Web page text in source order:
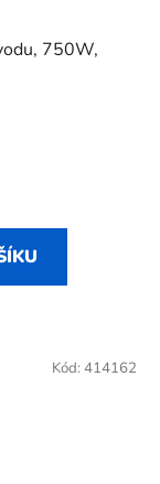
750W,
Kód: 414162